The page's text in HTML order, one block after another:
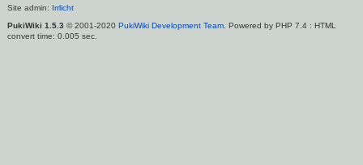
Site admin: Irrlicht
PukiWiki 1.5.3 © 2001-2020 PukiWiki Development Team. Powered by PHP 7.4 : HTML
convert time: 0.005 sec.